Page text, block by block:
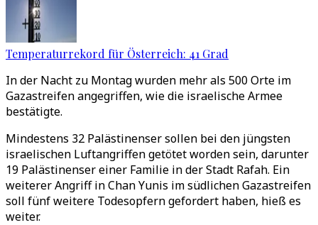
Temperaturrekord für Österreich: 41 Grad
In der Nacht zu Montag wurden mehr als 500 Orte im
Gazastreifen angegriffen, wie die israelische Armee
bestätigte.
Mindestens 32 Palästinenser sollen bei den jüngsten
israelischen Luftangriffen getötet worden sein, darunter
19 Palästinenser einer Familie in der Stadt Rafah. Ein
weiterer Angriff in Chan Yunis im südlichen Gazastreifen
soll fünf weitere Todesopfern gefordert haben, hieß es
weiter.